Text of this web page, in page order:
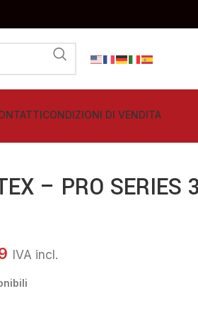
CONDIZIONI DI VENDITA
– PRO SERIES